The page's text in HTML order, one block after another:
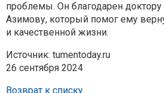
проблемы. Он благодарен
Азимову, который помог ему
и качественной жизни.
Источник: tumentoday.ru
26 сентября 2024
Возврат к списку